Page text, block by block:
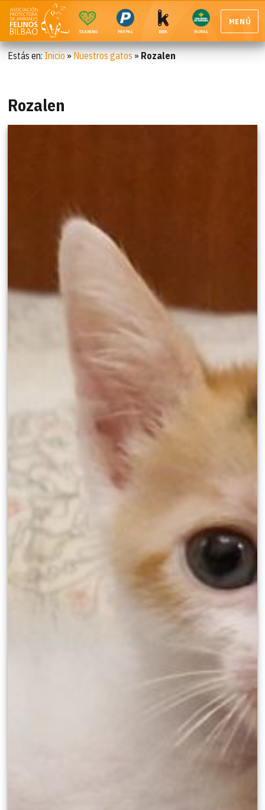
TEAMING PAYPAL BBK RURAL
MENÚ
Estás en: Inicio » Nuestros gatos » Rozalen
Rozalen